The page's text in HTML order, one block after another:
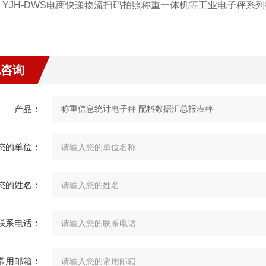
YJH-DWS电商快递物流扫码拍照称重一体机等工业电子秤系
询
产品：
的单位：
的姓名：
系电话：
用邮箱：